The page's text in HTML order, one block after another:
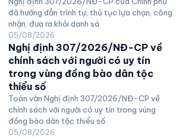
đã hướng dẫn trình tự, thủ tục lựa chọn, công
nhận, đưa ra khỏi danh sá
05/08/2026
Nghị định 307/2026/NĐ-CP về
chính sách với người có uy tín
trong vùng đồng bào dân tộc
thiểu số
Toàn văn Nghị định 307/2026/NĐ-CP về
chính sách với người có uy tín trong vùng
đồng bào dân tộc thiểu số.
05/08/2026